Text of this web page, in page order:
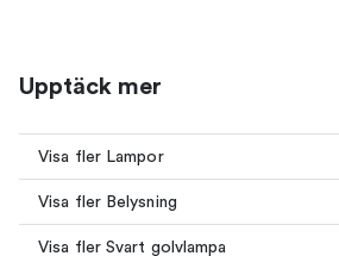
Upptäck mer
Visa fler Lampor
Visa fler Belysning
Visa fler Svart golvlampa